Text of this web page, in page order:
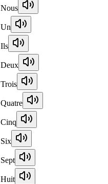
Nous
Un
Ils
Deux
Trois
Quatre
Cinq
Six
Sept
Huit